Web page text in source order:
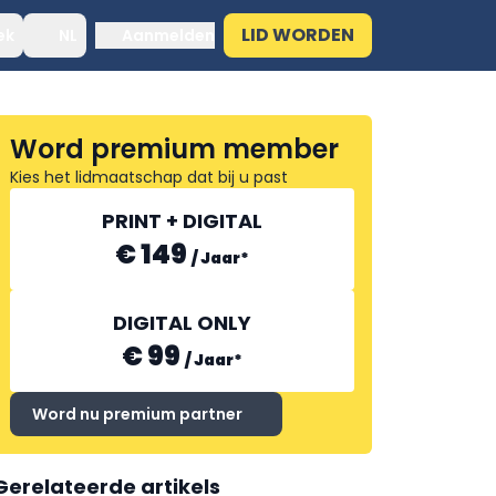
LID WORDEN
Word premium member
Kies het lidmaatschap dat bij u past
PRINT + DIGITAL
€ 149 /Jaar*
DIGITAL ONLY
€ 99 /Jaar*
Word nu premium partner
artikels